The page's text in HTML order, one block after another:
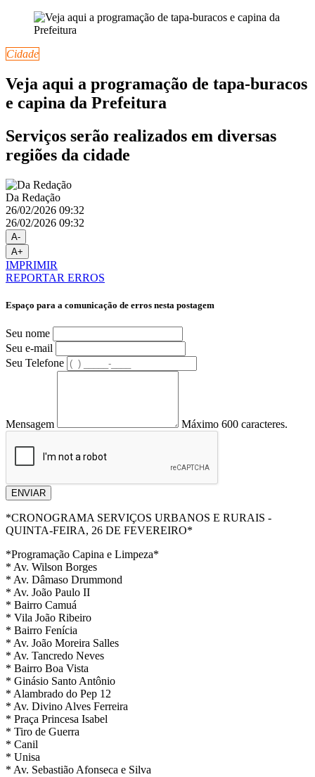
Cidade
Veja aqui a programação de tapa-buracos
e capina da Prefeitura
Serviços serão realizados em diversas
regiões da cidade
Da Redação
26/02/2026 09:32
26/02/2026 09:32
A-
A+
IMPRIMIR
REPORTAR ERROS
Espaço para a comunicação de erros nesta postagem
Seu nome
Seu e-mail
Seu Telefone
Mensagem Máximo 600 caracteres.
ENVIAR
*CRONOGRAMA SERVIÇOS URBANOS E RURAIS -
QUINTA-FEIRA, 26 DE FEVEREIRO*
*Programação Capina e Limpeza*
* Av. Wilson Borges
* Av. Dâmaso Drummond
* Av. João Paulo II
* Bairro Camuá
* Vila João Ribeiro
* Bairro Fenícia
* Av. João Moreira Salles
* Av. Tancredo Neves
* Bairro Boa Vista
* Ginásio Santo Antônio
* Alambrado do Pep 12
* Av. Divino Alves Ferreira
* Praça Princesa Isabel
* Tiro de Guerra
* Canil
* Unisa
* Av. Sebastião Afonseca e Silva